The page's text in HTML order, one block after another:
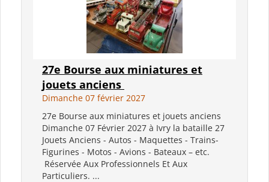
27e Bourse aux miniatures et
jouets anciens
Dimanche 07 février 2027
27e Bourse aux miniatures et jouets anciens
Dimanche 07 Février 2027 à Ivry la bataille 27
Jouets Anciens - Autos - Maquettes - Trains-
Figurines - Motos - Avions - Bateaux – etc.
Réservée Aux Professionnels Et Aux
Particuliers. ...